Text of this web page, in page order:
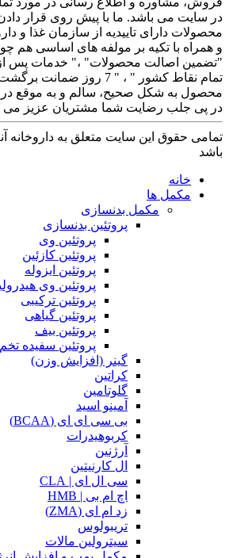
در سایت می باشد. ما با پيش روی قرار
محصولات دارای تاييديه از سازمان غذا و
و همراه با تکيه بر مولفه های اساسی هم
"تضمين اصالت محصولات" ،" خدمات پس
تمام نقاط کشور " ، " 7 روز
محصول به شکل صحيح، سالم و به موقع در
در پی جلب رضايت شما مشتريان عزیز می
تمامی حقوق این سایت متعلق به داروخانه
باشد
خانه
مکمل ها
مکمل بدنسازی
پروتئین بدنسازی
پروتئین وی
پروتئین کازئین
پروتئین ایزوله
پروتئین وی
پروتئین ترکیبی
پروتئین گیاهی
پروتئین بیف
پروتئین سفیده
گینر (افزایش وزن)
کراتین
گلوتامین
آمینو اسید
بی سی ای ای (BCAA)
کربوهیدرات
آرژنین
ال کارنیتین
سی ال ای | CLA
اچ ام بی | HMB
زد ام ای (ZMA)
تریبولوس
سیترولین مالات